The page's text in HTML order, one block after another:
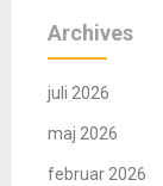
Archives
juli 2026
maj 2026
februar 2026